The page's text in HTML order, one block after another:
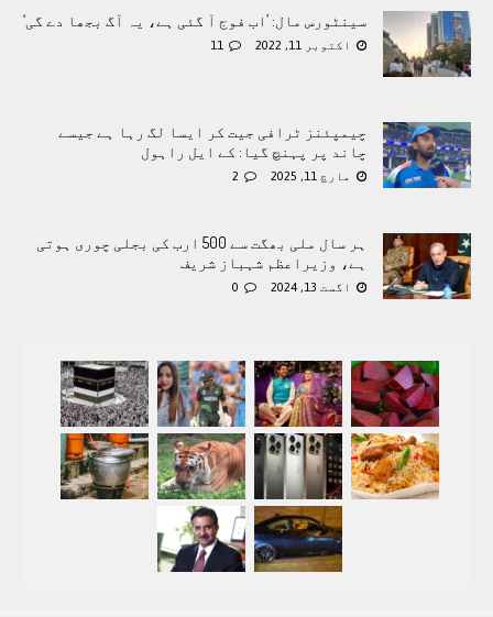
سینٹورس مال: ’اب فوج آ گئی ہے، یہ آگ بجھا دے گی‘
اکتوبر 11, 2022 11
چیمپئنز ٹرافی جیت کر ایسا لگ رہا ہے جیسے
چاند پر پہنچ گیا: کے ایل راہول
مارچ 11, 2025 2
ہر سال ملی بھگت سے 500 ارب کی بجلی چوری ہوتی
ہے، وزیراعظم شہباز شریف
اگست 13, 2024 0